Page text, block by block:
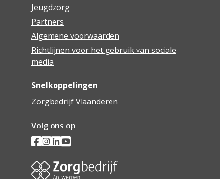
Jeugdzorg
Partners
Algemene voorwaarden
Richtlijnen voor het gebruik van sociale
media
Snelkoppelingen
Zorgbedrijf Vlaanderen
Volg ons op